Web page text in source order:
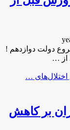
دولت دوازدهم !
از …
بر کاهش